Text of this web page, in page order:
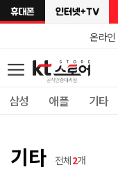
온라인
삼성 애플 기타
기타 전체2개